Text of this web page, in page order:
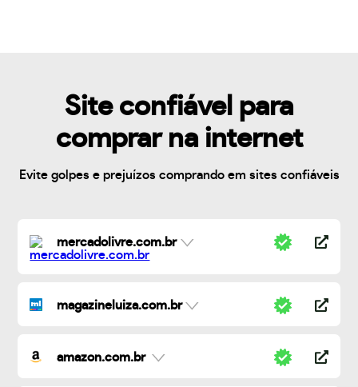
Site confiável para
comprar na internet
Evite golpes e prejuízos comprando em sites confiáveis
mercadolivre.com.br
magazineluiza.com.br
amazon.com.br